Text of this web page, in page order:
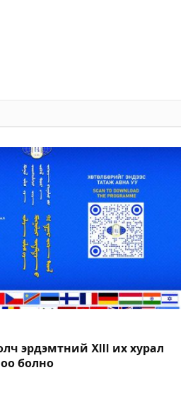
эрдэмтний XIII их хурал
болно